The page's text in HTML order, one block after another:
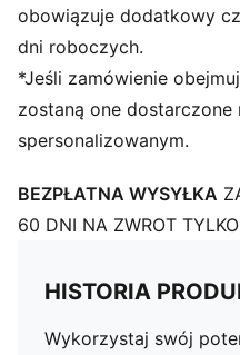
obowiązuje dodatkowy
dni roboczych.
*Jeśli zamówienie
zostaną one
spersonalizowanym.
BEZPŁATNA WYSYŁKA
60 DNI NA ZWROT
HISTORIA
Wykorzystaj swój